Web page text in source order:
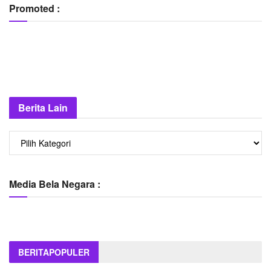
Promoted :
Berita Lain
Berita
Lain
Media Bela Negara :
BERITAPOPULER